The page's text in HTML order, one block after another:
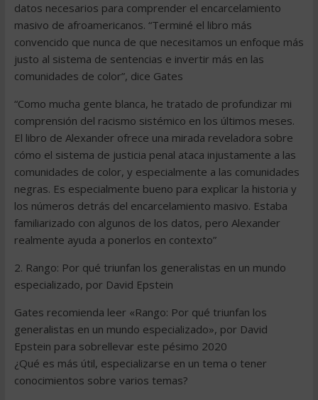
datos necesarios para comprender el encarcelamiento
masivo de afroamericanos. “Terminé el libro más
convencido que nunca de que necesitamos un enfoque más
justo al sistema de sentencias e invertir más en las
comunidades de color”, dice Gates
“Como mucha gente blanca, he tratado de profundizar mi
comprensión del racismo sistémico en los últimos meses.
El libro de Alexander ofrece una mirada reveladora sobre
cómo el sistema de justicia penal ataca injustamente a las
comunidades de color, y especialmente a las comunidades
negras. Es especialmente bueno para explicar la historia y
los números detrás del encarcelamiento masivo. Estaba
familiarizado con algunos de los datos, pero Alexander
realmente ayuda a ponerlos en contexto”
2. Rango: Por qué triunfan los generalistas en un mundo
especializado, por David Epstein
Gates recomienda leer «Rango: Por qué triunfan los
generalistas en un mundo especializado», por David
Epstein para sobrellevar este pésimo 2020
¿Qué es más útil, especializarse en un tema o tener
conocimientos sobre varios temas?